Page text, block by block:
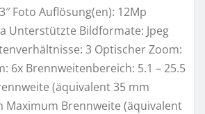
Foto Auflösung(en): 12Mp
Unterstützte Bildformate: Jpeg
3 Optischer Zoom:
6x Brennweitenbereich: 5.1 – 25.5
(äquivalent 35 mm
Maximum Brennweite (äquivalent